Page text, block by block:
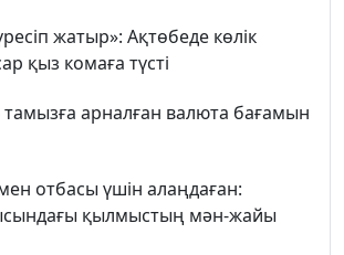
жатыр»: Ақтөбеде көлік
қыз комаға түсті
тамызға арналған валюта бағамын
отбасы үшін алаңдаған:
қылмыстың мән-жайы